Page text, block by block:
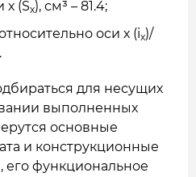
х (Sx), см³ – 81.4;
оси х (ix)/
для несущих
выполненных
основные
и конструкционные
его функциональное